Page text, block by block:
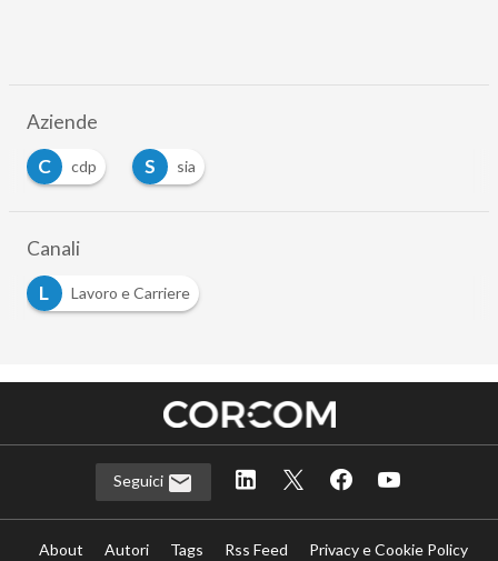
Aziende
C
cdp S sia
Canali
L
Lavoro e Carriere
Seguici
About Autori Tags Rss Feed
Privacy e Cookie Policy